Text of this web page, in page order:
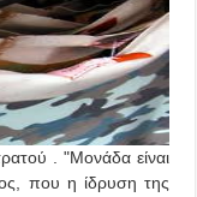
. "Μονάδα είναι
που η ίδρυση της